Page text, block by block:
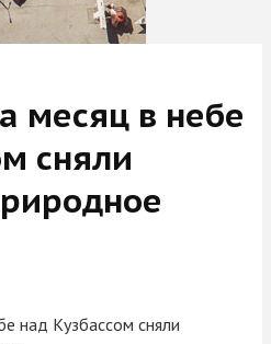
месяц в небе
сняли